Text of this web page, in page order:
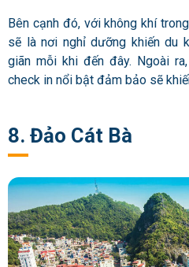
Bên cạnh đó, với không khí
sẽ là nơi nghỉ dưỡng khiến du
giãn mỗi khi đến đây. Ngoài
check in nổi bật đảm bảo sẽ
8. Đảo Cát Bà